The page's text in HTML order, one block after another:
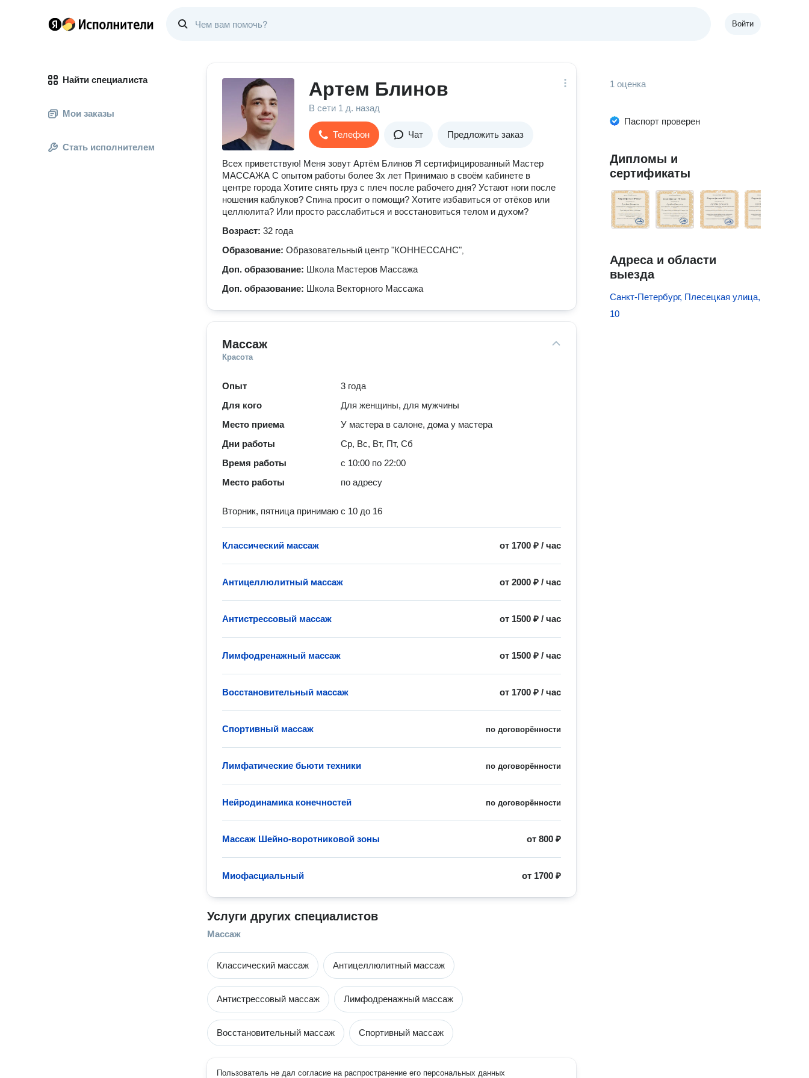
Войти
Найти специалиста
Мои заказы
Стать исполнителем
Артем Блинов
В сети 1 д. назад
Телефон Чат Предложить заказ
Всех приветствую! Меня зовут Артём Блинов Я сертифицированный Мастер
МАССАЖА С опытом работы более 3х лет Принимаю в своём кабинете в
центре города Хотите снять груз с плеч после рабочего дня? Устают ноги после
ношения каблуков? Спина просит о помощи? Хотите избавиться от отёков или
целлюлита? Или просто расслабиться и восстановиться телом и духом?
Возраст: 32 года
Образование: Образовательный центр "КОННЕССАНС",
Доп. образование: Школа Мастеров Массажа
Доп. образование: Школа Векторного Массажа
Массаж
Красота
Опыт
3 года
Для кого
Для женщины, для мужчины
Место приема
У мастера в салоне, дома у мастера
Дни работы
Ср, Вс, Вт, Пт, Сб
Время работы
с 10:00 по 22:00
Место работы
по адресу
Вторник, пятница принимаю с 10 до 16
от 1700 ₽ /час
Классический массаж
от2000 ₽ /час
Антицеллюлитный массаж
от 1500 ₽ /час
Антистрессовый массаж
от 1500 ₽ /час
Лимфодренажный массаж
от 1700 ₽ /час
Восстановительный массаж
по договорённости
Спортивный массаж
по договорённости
Лимфатические бьюти техники
по договорённости
Нейродинамика конечностей
от800 ₽
Массаж Шейно-воротниковой зоны
от 1700 ₽
Миофасциальный
Услуги других специалистов
Массаж
Классический массаж Антицеллюлитный массаж
Антистрессовый массаж Лимфодренажный массаж
Восстановительный массаж Спортивный массаж
Пользователь не дал согласие на распространение его персональных данных
1 оценка
Паспорт проверен
Дипломы и
сертификаты
Адреса и области
выезда
Санкт-Петербург, Плесецкая улица,
10